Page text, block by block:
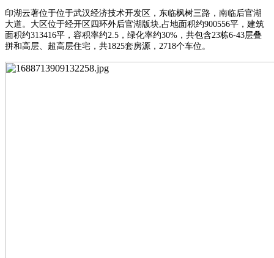
印湖云著位于位于武汉经济技术开发区，东临枫树三路，南临后官湖
大道。大区位于经开区四环外后官湖版块,占地面积约900556平，建筑
面积约313416平，容积率约2.5，绿化率约30%，共包含23栋6-43层叠
拼和高层、超高层住宅，共1825套房源，2718个车位。